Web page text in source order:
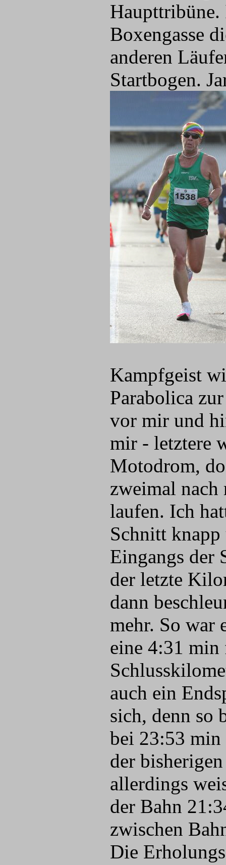
Boxengasse
anderen
Startbogen.
Kampfgeist
Parabolica
vor mir und
mir - letztere
Motodrom,
zweimal nach
laufen. Ich
Schnitt
Eingangs der
der letzte
dann
mehr. So war
eine 4:31 min
auch ein
sich, denn so
bei 23:53 min
der
allerdings
der Bahn
zwischen
Die